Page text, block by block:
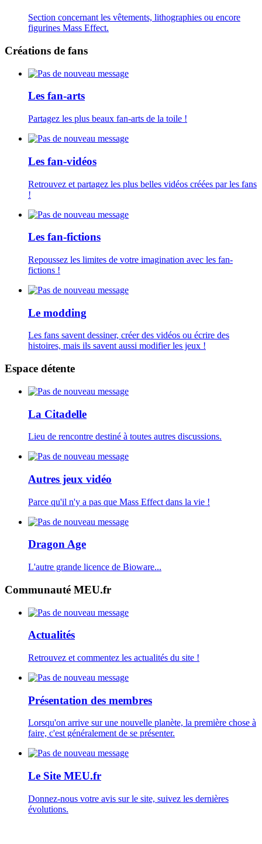
Section concernant les vêtements, lithographies ou encore
figurines Mass Effect.
Créations de fans
Les fan-arts
Partagez les plus beaux fan-arts de la toile !
Les fan-vidéos
Retrouvez et partagez les plus belles vidéos créées par les fans
!
Les fan-fictions
Repoussez les limites de votre imagination avec les fan-
fictions !
Le modding
Les fans savent dessiner, créer des vidéos ou écrire des
histoires, mais ils savent aussi modifier les jeux !
Espace détente
La Citadelle
Lieu de rencontre destiné à toutes autres discussions.
Autres jeux vidéo
Parce qu'il n'y a pas que Mass Effect dans la vie !
Dragon Age
L'autre grande licence de Bioware...
Communauté MEU.fr
Actualités
Retrouvez et commentez les actualités du site !
Présentation des membres
Lorsqu'on arrive sur une nouvelle planète, la première chose à
faire, c'est généralement de se présenter.
Le Site MEU.fr
Donnez-nous votre avis sur le site, suivez les dernières
évolutions.